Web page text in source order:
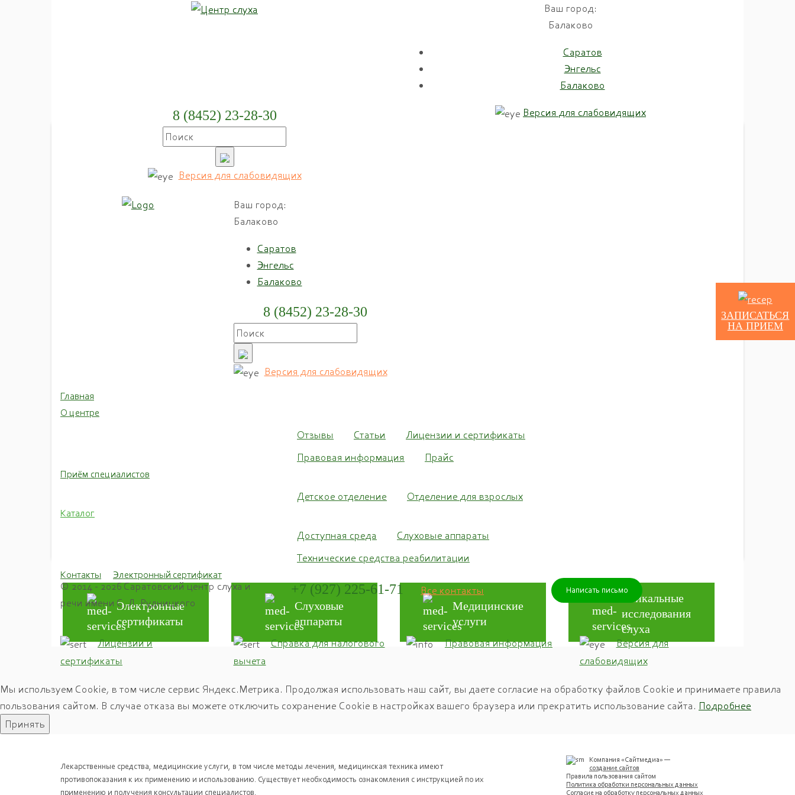
продукции
Доступная среда
Слуховые
Часы с
Электронный ручной видеоувеличитель
Электронная лупа Bigger B2-
43TV
Запрос стоимости
ЗАПИСАТЬСЯ
НА ПРИЕМ
Ваш город:
Балаково
Саратов
Энгельс
Балаково
8 (8452) 23-28-30
Версия для слабовидящих
Версия для слабовидящих
Ваш город:
Балаково
Саратов
Энгельс
Балаково
8 (8452) 23-28-30
Версия для слабовидящих
Главная
О центре
Отзывы Статьи
Лицензии и сертификаты
Правовая информация
Прайс
Приём специалистов
Детское отделение Отделение для взрослых
Каталог
Доступная среда
Слуховые аппараты
Технические средства реабилитации
Контакты Электронный сертификат
Электронные
сертификаты
Слуховые
аппараты
Медицинские
услуги
Уникальные
исследования
слуха
© 2014 - 2026 Саратовский центр слуха и
речи имени С. Л. Рудницкого
+7 (927) 225-61-71 Все контакты Написать письмо
Лицензии и
сертификаты
Справка для налогового
вычета
Правовая информация
Версия для
слабовидящих
Мы используем Cookie, в том числе сервис Яндекс.Метрика. Продолжая использовать наш сайт, вы даете согласие на обработку файлов Cookie и принимаете правила
пользования сайтом. В случае отказа вы можете отключить сохранение Cookie в настройках вашего браузера или прекратить использование сайта. Подробнее
Принять
Лекарственные средства, медицинские услуги, в том числе методы лечения, медицинская техника имеют
противопоказания к их применению и использованию. Существует необходимость ознакомления с инструкцией по их
применению и получения консультации специалистов.
Компания «Сайтмедиа» —
создание сайтов
Правила пользования сайтом
Политика обработки персональных данных
Согласие на обработку персональных данных